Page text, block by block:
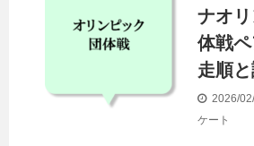
ナオ
体戦
走順と
2026/
ケート